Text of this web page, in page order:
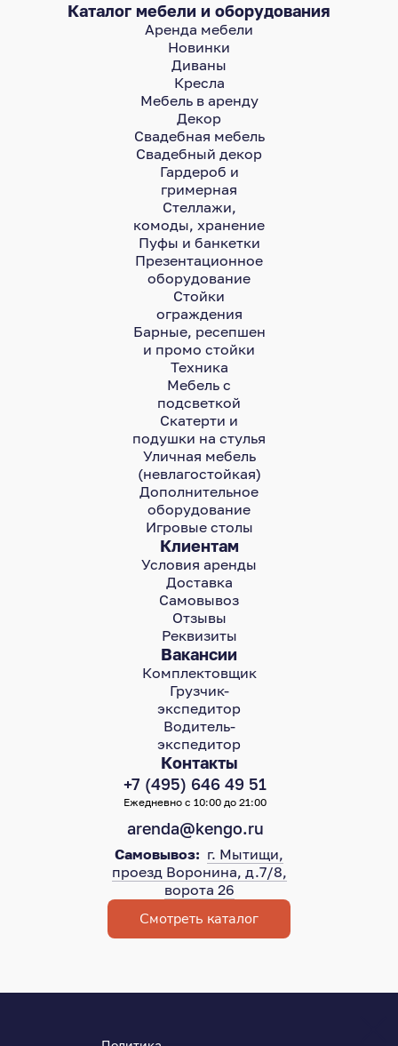
Контакты
+7 (495) 646 49 51
Ежедневно с 10:00 до 21:00
arenda@kengo.ru
Самовывоз: г. Мытищи,
проезд Воронина, д.7/8,
ворота 26
Смотреть каталог
Клиентам
Условия аренды
Доставка
Самовывоз
Отзывы
Реквизиты
Вакансии
Комплектовщик
Грузчик-
экспедитор
Водитель-
экспедитор
Каталог мебели и оборудования
Аренда мебели
Новинки
Диваны
Кресла
Мебель в аренду
Декор
Свадебная мебель
Свадебный декор
Гардероб и
гримерная
Стеллажи,
комоды, хранение
Пуфы и банкетки
Презентационное
оборудование
Стойки
ограждения
Барные, ресепшен
и промо стойки
Техника
Мебель с
подсветкой
Скатерти и
подушки на стулья
Уличная мебель
(невлагостойкая)
Дополнительное
оборудование
Игровые столы